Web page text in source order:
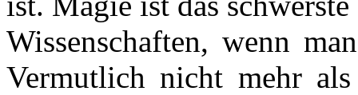
Wissenschaften, wenn
Vermutlich nicht mehr